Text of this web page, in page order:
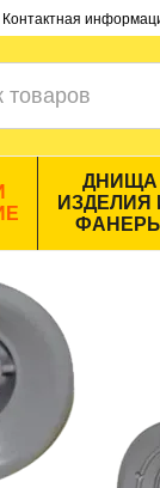
Контактная
ДНИЩА
ИЗДЕЛИЯ
ФАНЕРЫ